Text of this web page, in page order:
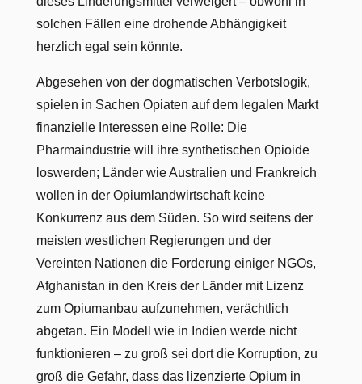
solchen Fällen eine drohende Abhängigkeit
herzlich egal sein könnte.
Abgesehen von der dogmatischen Verbotslogik,
spielen in Sachen Opiaten auf dem legalen Markt
finanzielle Interessen eine Rolle: Die
Pharmaindustrie will ihre synthetischen Opioide
loswerden; Länder wie Australien und Frankreich
wollen in der Opiumlandwirtschaft keine
Konkurrenz aus dem Süden. So wird seitens der
meisten westlichen Regierungen und der
Vereinten Nationen die Forderung einiger NGOs,
Afghanistan in den Kreis der Länder mit Lizenz
zum Opiumanbau aufzunehmen, verächtlich
abgetan. Ein Modell wie in Indien werde nicht
funktionieren – zu groß sei dort die Korruption, zu
groß die Gefahr, dass das lizenzierte Opium in